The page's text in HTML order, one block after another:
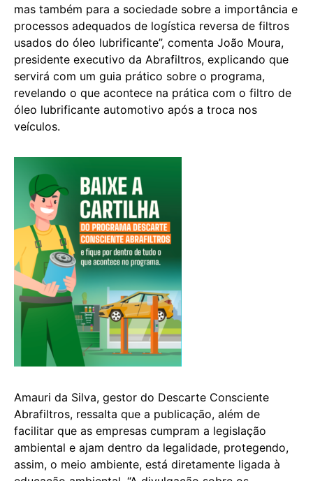
mas também para a sociedade sobre a importância e
processos adequados de logística reversa de filtros
usados do óleo lubrificante”, comenta João Moura,
presidente executivo da Abrafiltros, explicando que
servirá com um guia prático sobre o programa,
revelando o que acontece na prática com o filtro de
óleo lubrificante automotivo após a troca nos
veículos.
Amauri da Silva, gestor do Descarte Consciente
Abrafiltros, ressalta que a publicação, além de
facilitar que as empresas cumpram a legislação
ambiental e ajam dentro da legalidade, protegendo,
assim, o meio ambiente, está diretamente ligada à